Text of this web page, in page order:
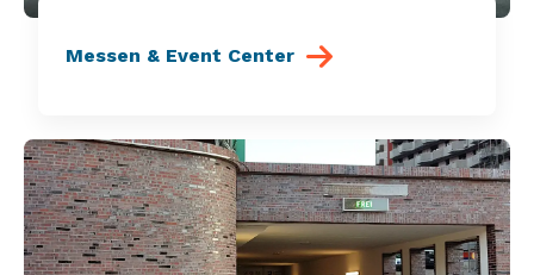
Messen & Event Center